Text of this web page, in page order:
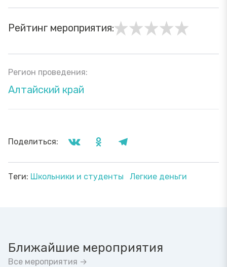
Рейтинг мероприятия:
Регион проведения:
Алтайский край
Поделиться:
Теги: Школьники и студенты Легкие деньги
Ближайшие мероприятия
Все мероприятия →